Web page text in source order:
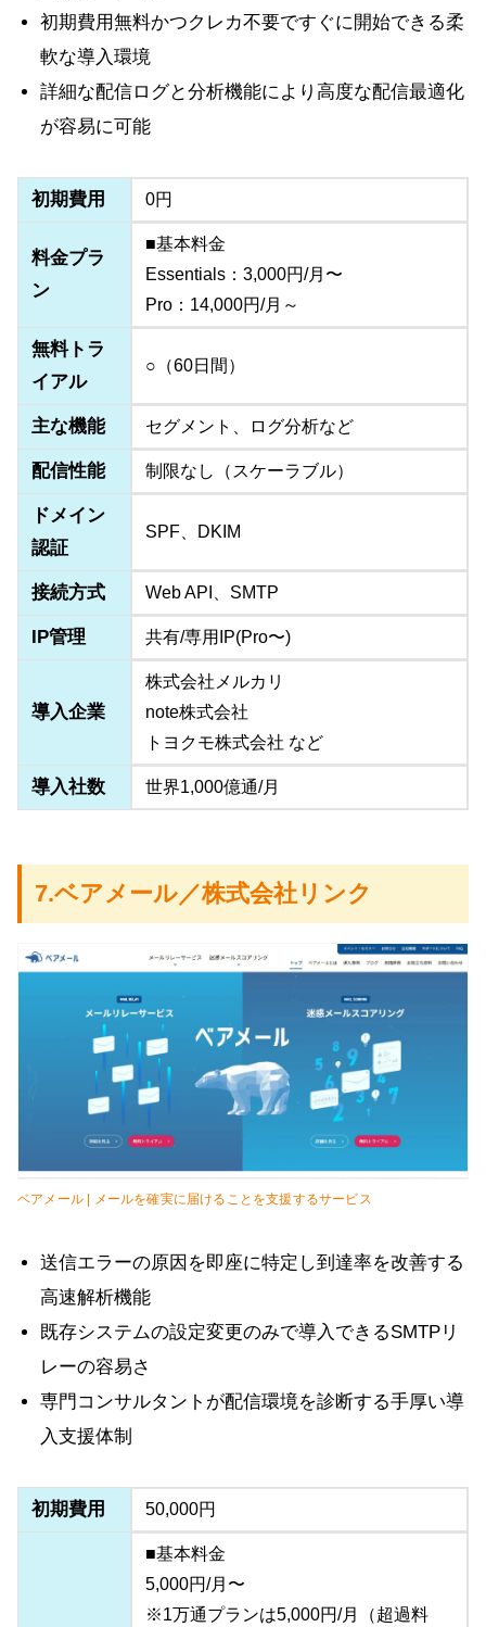
初期費用無料かつクレカ不要ですぐに開始できる柔
軟な導入環境
詳細な配信ログと分析機能により高度な配信最適化
が容易に可能
初期費用 0円
料金プラ
ン
■基本料金
Essentials：3,000円/月〜
Pro：14,000円/月～
無料トラ
イアル
○（60日間）
主な機能 セグメント、ログ分析など
配信性能 制限なし（スケーラブル）
ドメイン
認証
SPF、DKIM
接続方式 Web API、SMTP
IP管理 共有/専用IP(Pro〜)
導入企業
株式会社メルカリ
note株式会社
トヨクモ株式会社 など
導入社数 世界1,000億通/月
7.ベアメール／株式会社リンク
ベアメール | メールを確実に届けることを支援するサービス
送信エラーの原因を即座に特定し到達率を改善する
高速解析機能
既存システムの設定変更のみで導入できるSMTPリ
レーの容易さ
専門コンサルタントが配信環境を診断する手厚い導
入支援体制
初期費用 50,000円
■基本料金
5,000円/月〜
※1万通プランは5,000円/月（超過料